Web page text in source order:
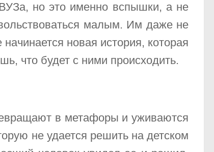
но это именно вспышки, а не
малым. Им даже не
новая история, которая
что будет с ними происходить.
в метафоры и уживаются
не удается решить на детском